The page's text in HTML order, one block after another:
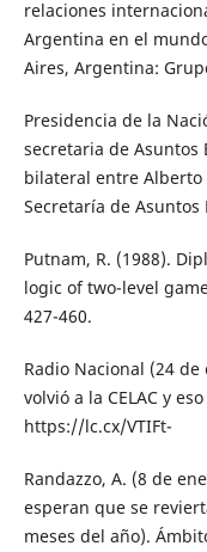
relaciones
Argentina en el
Aires, Argentina:
Presidencia de la
secretaria de
bilateral entre Alberto
Secretaría de
Putnam, R. (1988).
logic of two-level
427-460.
Radio Nacional (24
volvió a la CELAC y
https://lc.cx/VTIFt-
Randazzo, A. (8 de
esperan que se
meses del año).